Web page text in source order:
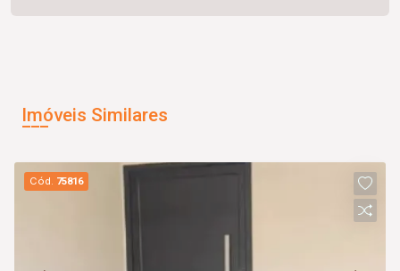
Imóveis Similares
Cód. 75816